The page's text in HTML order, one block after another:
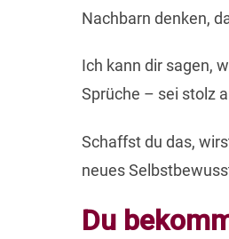
Nachbarn denken,
Ich kann dir sagen,
Sprüche – sei stolz
Schaffst du das,
neues
Du